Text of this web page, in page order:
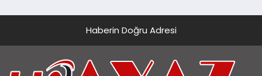
Haberin Doğru Adresi